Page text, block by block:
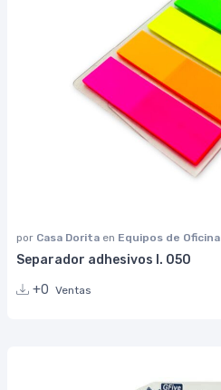
por Casa Dorita en Equipos de Oficina
Separador adhesivos I. 050
+0 Ventas